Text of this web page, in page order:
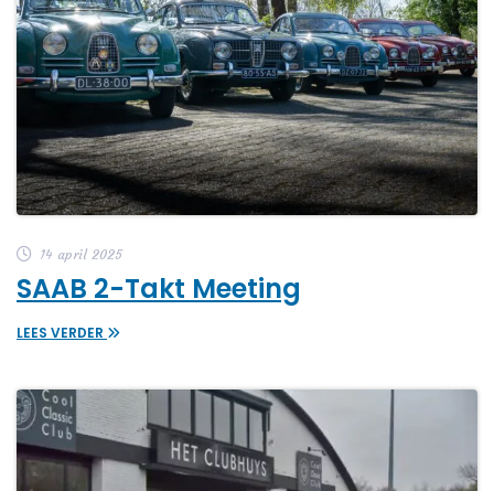
14 april 2025
SAAB 2-Takt Meeting
LEES VERDER